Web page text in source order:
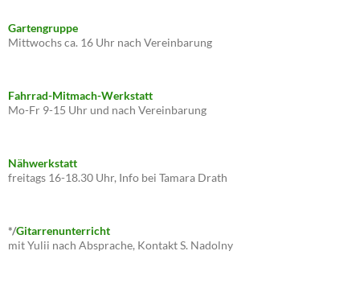
Gartengruppe
Mittwochs ca. 16 Uhr nach Vereinbarung
Fahrrad-Mitmach-Werkstatt
Mo-Fr 9-15 Uhr und nach Vereinbarung
Nähwerkstatt
freitags 16-18.30 Uhr, Info bei Tamara Drath
*/Gitarrenunterricht
mit Yulii nach Absprache, Kontakt S. Nadolny